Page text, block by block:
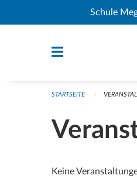
Navigation überspringen
Schule
STARTSEITE
Keine